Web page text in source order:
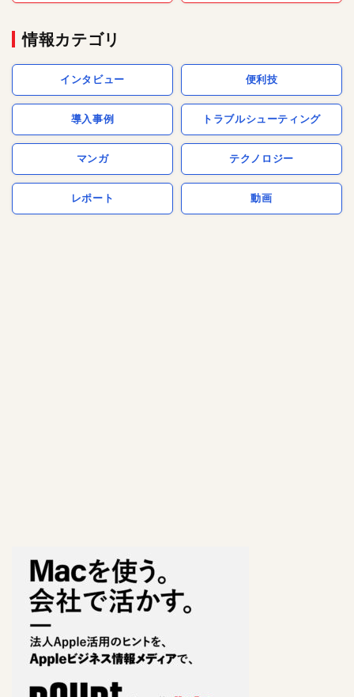
情報カテゴリ
インタビュー 便利技
導入事例 トラブルシューティング
マンガ テクノロジー
レポート 動画